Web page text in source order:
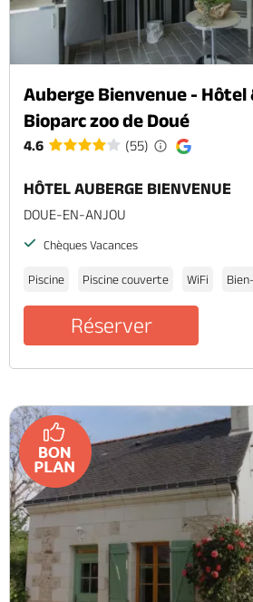
Auberge Bienvenue - Hôtel
Bioparc zoo de Doué
4.6 (55)
HÔTEL AUBERGE BIENVENUE
DOUE-EN-ANJOU
Chèques Vacances
Piscine Piscine couverte WiFi
Réserver